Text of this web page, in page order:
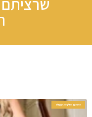
חדשות סלבס בעולם